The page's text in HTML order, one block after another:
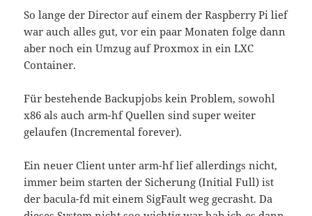
So lange der Director auf einem der Raspberry Pi lief
war auch alles gut, vor ein paar Monaten folge dann
aber noch ein Umzug auf Proxmox in ein LXC
Container.
Für bestehende Backupjobs kein Problem, sowohl
x86 als auch arm-hf Quellen sind super weiter
gelaufen (Incremental forever).
Ein neuer Client unter arm-hf lief allerdings nicht,
immer beim starten der Sicherung (Initial Full) ist
der bacula-fd mit einem SigFault weg gecrasht. Da